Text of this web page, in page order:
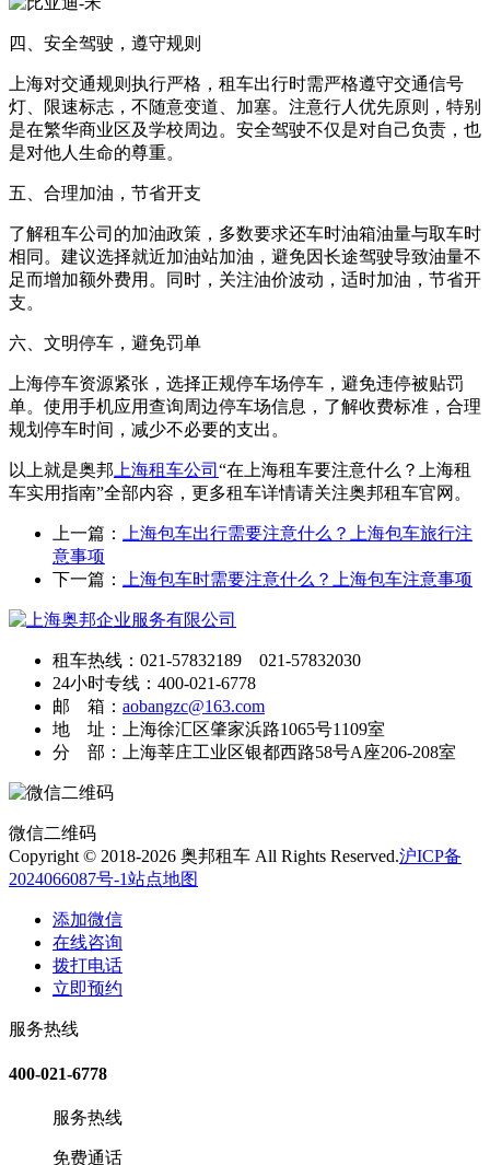
四、安全驾驶，遵守规则
上海对交通规则执行严格，租车出行时需严格遵守交通信号
灯、限速标志，不随意变道、加塞。注意行人优先原则，特别
是在繁华商业区及学校周边。安全驾驶不仅是对自己负责，也
是对他人生命的尊重。
五、合理加油，节省开支
了解租车公司的加油政策，多数要求还车时油箱油量与取车时
相同。建议选择就近加油站加油，避免因长途驾驶导致油量不
足而增加额外费用。同时，关注油价波动，适时加油，节省开
支。
六、文明停车，避免罚单
上海停车资源紧张，选择正规停车场停车，避免违停被贴罚
单。使用手机应用查询周边停车场信息，了解收费标准，合理
规划停车时间，减少不必要的支出。
以上就是奥邦 上海租车公司 “在上海租车要注意什么？上海租
车实用指南”全部内容，更多租车详情请关注奥邦租车官网。
上一篇：
上海包车出行需要注意什么？上海包车旅行注
意事项
下一篇：
上海包车时需要注意什么？上海包车注意事项
租车热线：021-57832189 021-57832030
24小时专线：400-021-6778
邮 箱： aobangzc@163.com
地 址：上海徐汇区肇家浜路1065号1109室
分 部：上海莘庄工业区银都西路58号A座206-208室
微信二维码
Copyright © 2018-2026 奥邦租车 All Rights Reserved.沪ICP备
2024066087号-1站点地图
添加微信
在线咨询
拨打电话
立即预约
服务热线
400-021-6778
服务热线
免费通话